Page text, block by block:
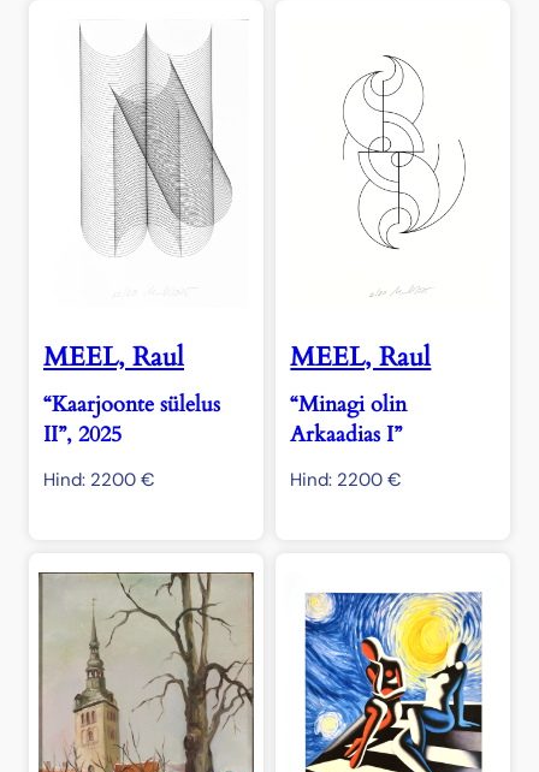
MEEL, Raul
“Kaarjoonte sülelus
II”, 2025
Hind: 2200 €
MEEL, Raul
“Minagi olin
Arkaadias I”
Hind: 2200€